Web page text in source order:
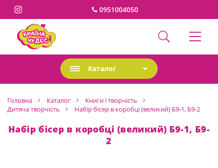
0951004050
Каталог
Головна Каталог
Книги і творчість
Дитяча творчість
Набір бісер в коробці (великий) Б9-1, Б9-2
Набір бісер в коробці (великий) Б9-1, Б9-
2